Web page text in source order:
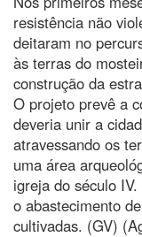
resistência não
deitaram no
às terras do
construção da
O projeto prevê a
deveria unir a
atravessando os
uma área
igreja do século
o abastecimento
cultivadas. (GV)